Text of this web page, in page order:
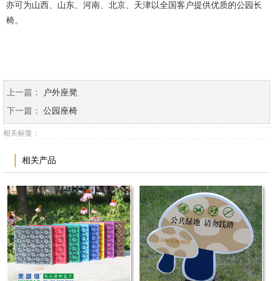
亦可为山西、山东、河南、北京、天津以全国客户提供优质的公园长
椅。
上一篇：
户外座凳
下一篇： 公园座椅
相关标签：
相关产品